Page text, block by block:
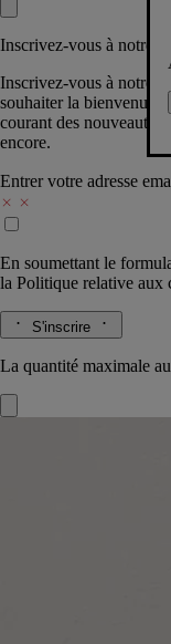
Inscrivez-vous à notre
Inscrivez-vous à notre
souhaiter la bienvenue
courant des
encore.
Entrer votre adresse
En soumettant le
la Politique relative aux
S'inscrire
La quantité maximale